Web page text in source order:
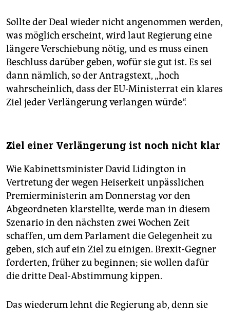
Sollte der Deal wieder nicht angenommen werden,
was möglich erscheint, wird laut Regierung eine
längere Verschiebung nötig, und es muss einen
Beschluss darüber geben, wofür sie gut ist. Es sei
dann nämlich, so der Antragstext, „hoch
wahrscheinlich, dass der EU-Ministerrat ein klares
Ziel jeder Verlängerung verlangen würde“.
Ziel einer Verlängerung ist noch nicht klar
Wie Kabinettsminister David Lidington in
Vertretung der wegen Heiserkeit unpässlichen
Premierministerin am Donnerstag vor den
Abgeordneten klarstellte, werde man in diesem
Szenario in den nächsten zwei Wochen Zeit
schaffen, um dem Parlament die Gelegenheit zu
geben, sich auf ein Ziel zu einigen. Brexit-Gegner
forderten, früher zu beginnen; sie wollen dafür
die dritte Deal-Abstimmung kippen.
Das wiederum lehnt die Regierung ab, denn sie